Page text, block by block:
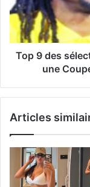
Top 9 des
une
Articles